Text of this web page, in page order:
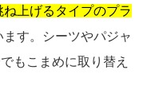
ね上げるタイプのプラ
ます。シーツやパジャ
もこまめに取り替え